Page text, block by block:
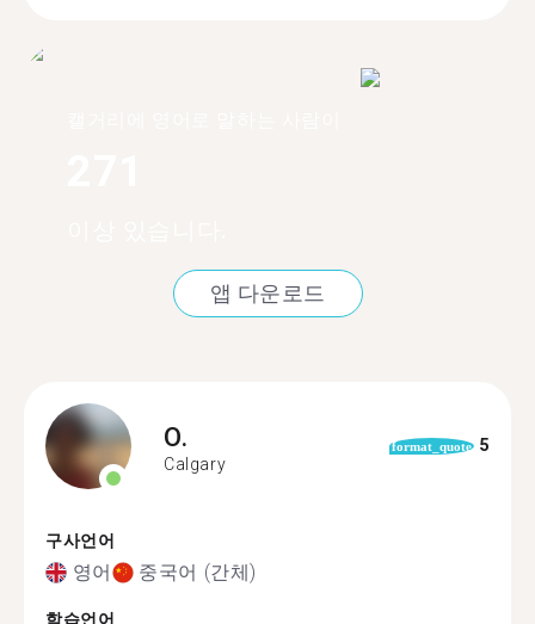
앱 다운로드
O.
Calgary
format_quote 5
구사언어
영어 중국어 (간체)
학습언어